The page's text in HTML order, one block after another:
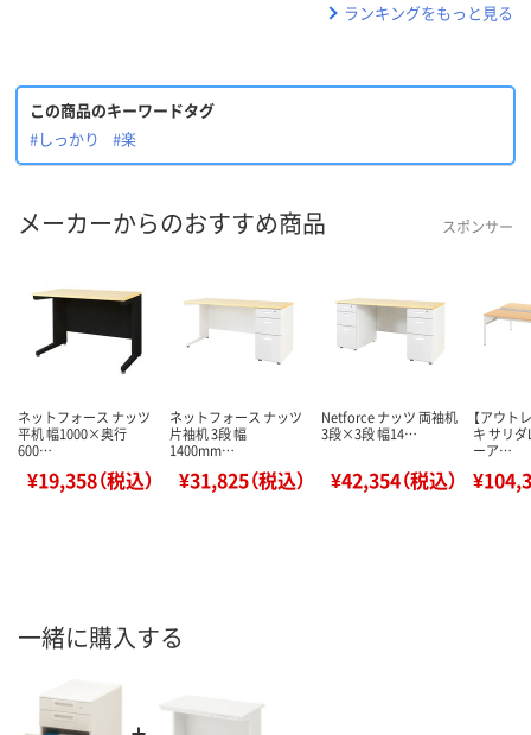
ランキングをもっと見る
この商品のキーワードタグ
#しっかり
#楽
メーカーからのおすすめ商品 スポンサー
ネットフォース ナッツ
平机 幅1000×奥行
600…
¥19,358（税込）
ネットフォース ナッツ
片袖机 3段 幅
1400mm…
¥31,825（税込）
Netforce ナッツ 両袖机
3段×3段 幅14…
¥42,354（税込）
【アウト
キ サリ
ーア…
一緒に購入する